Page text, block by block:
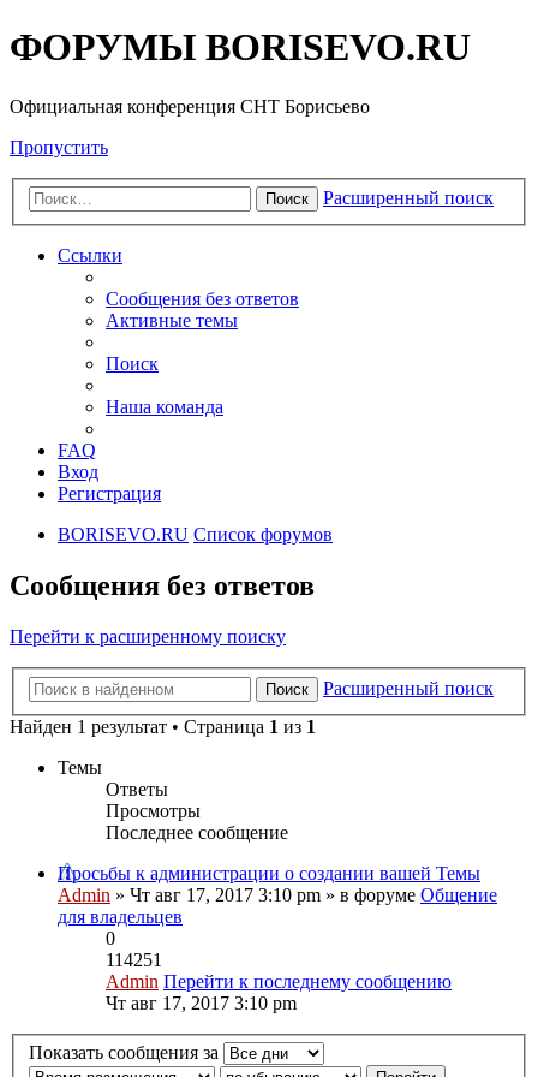
ФОРУМЫ BORISEVO.RU
Официальная конференция СНТ Борисьево
Пропустить
Поиск Расширенный поиск
Ссылки
Сообщения без ответов
Активные темы
Поиск
Наша команда
FAQ
Вход
Регистрация
BORISEVO.RU Список форумов
Сообщения без ответов
Перейти к расширенному поиску
Поиск
Расширенный поиск
Найден 1 результат • Страница 1 из 1
Темы
Ответы
Просмотры
Последнее сообщение
Просьбы к администрации о создании вашей Темы
Admin » Чт авг 17, 2017 3:10 pm » в форуме Общение
для владельцев
0
114251
Admin Перейти к последнему сообщению
Чт авг 17, 2017 3:10 pm
Показать сообщения за